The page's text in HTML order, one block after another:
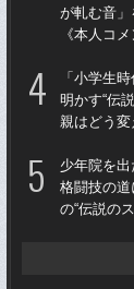
が軋む音
《本人コメ
「小学生
明かす“伝
親はどう
少年院を
格闘技の
の“伝説の